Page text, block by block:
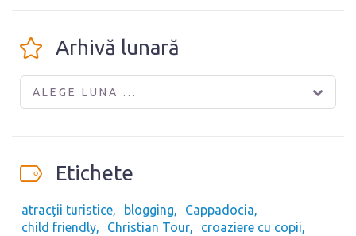
Arhivă lunară
ALEGE LUNA ...
Etichete
atracții turistice blogging
Cappadocia
child friendly
Christian Tour
croaziere cu copii